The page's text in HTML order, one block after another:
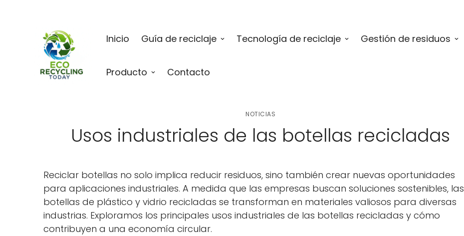
Inicio Guía de reciclaje Tecnología de reciclaje Gestión de residuos
Producto Contacto
NOTICIAS
Usos industriales de las botellas recicladas
Reciclar botellas no solo implica reducir residuos, sino también crear nuevas oportunidades
para aplicaciones industriales. A medida que las empresas buscan soluciones sostenibles, las
botellas de plástico y vidrio recicladas se transforman en materiales valiosos para diversas
industrias. Exploramos los principales usos industriales de las botellas recicladas y cómo
contribuyen a una economía circular.